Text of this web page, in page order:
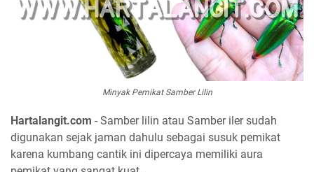
Minyak Pemikat Samber Lilin
Hartalangit.com - Samber lilin atau Samber iler sudah
digunakan sejak jaman dahulu sebagai susuk pemikat
karena kumbang cantik ini dipercaya memiliki aura